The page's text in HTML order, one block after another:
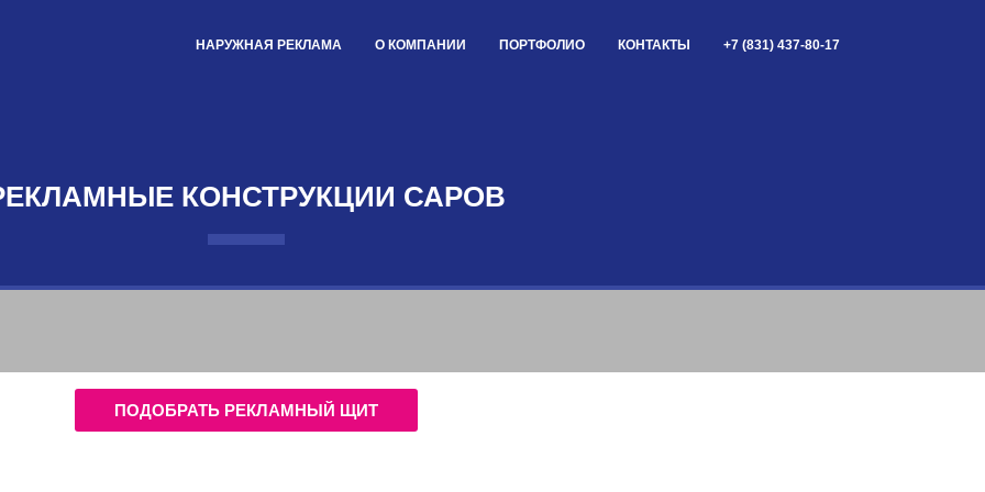
НАРУЖНАЯ РЕКЛАМА О КОМПАНИИ ПОРТФОЛИО КОНТАКТЫ +7 (831) 437-80-17
КОНСТРУКЦИИ САРОВ
ПОДОБРАТЬ РЕКЛАМНЫЙ ЩИТ